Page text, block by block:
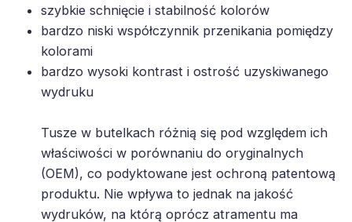
szybkie schnięcie i stabilność kolorów
bardzo niski współczynnik przenikania pomiędzy
kolorami
bardzo wysoki kontrast i ostrość uzyskiwanego
wydruku
Tusze w butelkach różnią się pod względem ich
właściwości w porównaniu do oryginalnych
(OEM), co podyktowane jest ochroną patentową
produktu. Nie wpływa to jednak na jakość
wydruków, na którą oprócz atramentu ma